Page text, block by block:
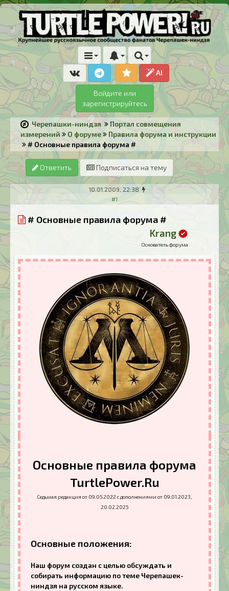
AI
Войдите или
зарегистрируйтесь
Черепашки-ниндзя
Портал совмещения
измерений
О форуме
Правила форума и инструкции
# Основные правила форума #
Ответить Подписаться на тему
10.01.2009, 22:38
#1
# Основные правила форума #
Krang
Основатель форума
Основные правила форума
TurtlePower.Ru
Седьмая редакция от 09.05.2022 с дополнениями от 09.01.2023,
20.02.2025
Основные положения:
Наш форум создан с целью обсуждать и
собирать информацию по теме Черепашек-
ниндзя на русском языке.